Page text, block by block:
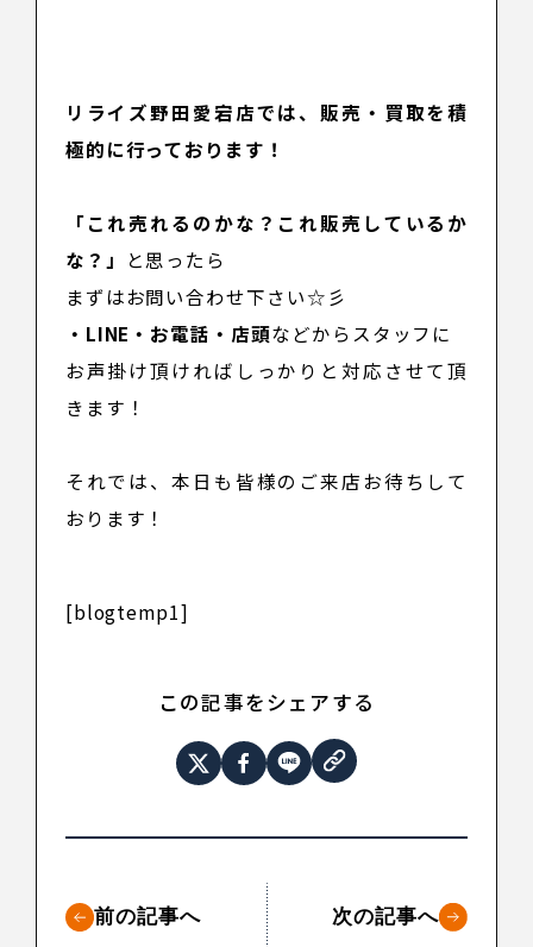
リライズ野田愛宕店では、販売 ・ 買取を積
極的に行っております！
「これ売れるのかな？これ販売しているか
な？」
と思ったら
まずはお問い合わせ下さい☆彡
・LINE・ お電話 ・ 店頭などからスタッフに
お声掛け頂ければしっかりと対応させて頂
きます！
それでは、本日も皆様のご来店お待ちして
おります！
[blogtemp1]
この記事をシェアする
前の記事へ 次の記事へ